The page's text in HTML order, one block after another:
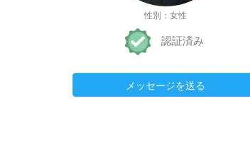
性別：女性
認証済み
メッセージを送る